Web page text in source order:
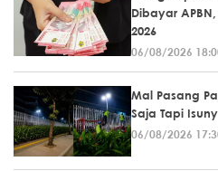
Dibayar
2026
06/08/2026
Mal Pasang
Saja Tapi
06/08/2026